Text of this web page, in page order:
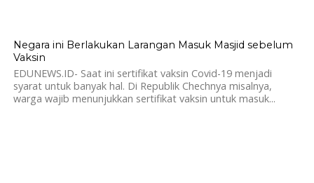
744
Negara ini Berlakukan Larangan Masuk Masjid sebelum
Vaksin
EDUNEWS.ID- Saat ini sertifikat vaksin Covid-19 menjadi
syarat untuk banyak hal. Di Republik Chechnya misalnya,
warga wajib menunjukkan sertifikat vaksin untuk masuk...